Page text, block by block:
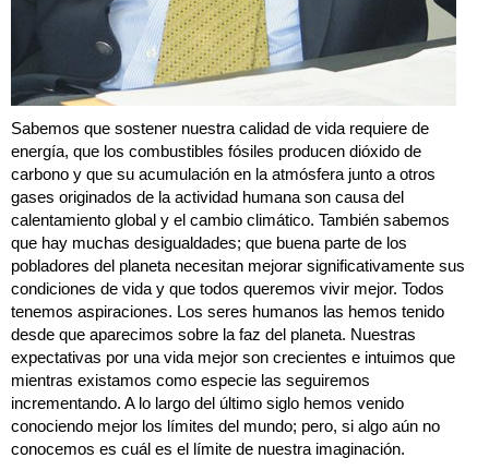
Sabemos que sostener nuestra calidad de vida requiere de
energía, que los combustibles fósiles producen dióxido de
carbono y que su acumulación en la atmósfera junto a otros
gases originados de la actividad humana son causa del
calentamiento global y el cambio climático. También sabemos
que hay muchas desigualdades; que buena parte de los
pobladores del planeta necesitan mejorar significativamente sus
condiciones de vida y que todos queremos vivir mejor. Todos
tenemos aspiraciones. Los seres humanos las hemos tenido
desde que aparecimos sobre la faz del planeta. Nuestras
expectativas por una vida mejor son crecientes e intuimos que
mientras existamos como especie las seguiremos
incrementando. A lo largo del último siglo hemos venido
conociendo mejor los límites del mundo; pero, si algo aún no
conocemos es cuál es el límite de nuestra imaginación.